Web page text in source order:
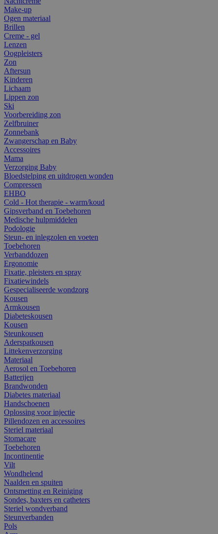
Make-up
Ogen materiaal
Brillen
Creme - gel
Lenzen
Oogpleisters
Zon
Aftersun
Kinderen
Lichaam
Lippen zon
Ski
Voorbereiding zon
Zelfbruiner
Zonnebank
Zwangerschap en Baby
Accessoires
Mama
Verzorging Baby
Bloedstelping en uitdrogen wonden
Compressen
EHBO
Cold - Hot therapie - warm/koud
Gipsverband en Toebehoren
Medische hulpmiddelen
Podologie
Steun- en inlegzolen en voeten
Toebehoren
Verbanddozen
Ergonomie
Fixatie, pleisters en spray
Fixatiewindels
Gespecialiseerde wondzorg
Kousen
Armkousen
Diabeteskousen
Kousen
Steunkousen
Aderspatkousen
Littekenverzorging
Materiaal
Aerosol en Toebehoren
Batterijen
Brandwonden
Diabetes materiaal
Handschoenen
Oplossing voor injectie
Pillendozen en accessoires
Steriel materiaal
Stomacare
Toebehoren
Incontinentie
Vilt
Wondhelend
Naalden en spuiten
Ontsmetting en Reiniging
Sondes, baxters en catheters
Steriel wondverband
Steunverbanden
Pols